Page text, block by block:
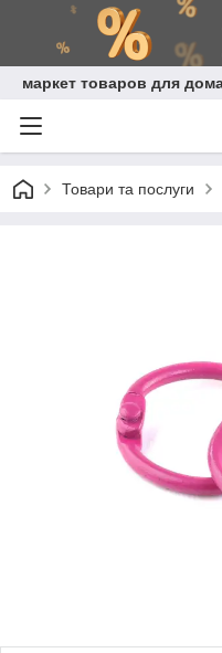
маркет товаров для
Товари та послуги